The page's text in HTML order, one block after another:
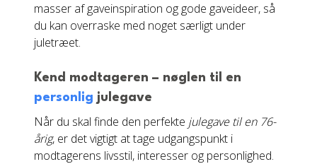
masser af gaveinspiration og gode gaveideer, så
du kan overraske med noget særligt under
juletræet.
Kend modtageren – nøglen til en
personlig julegave
Når du skal finde den perfekte julegave til en 76-
årig, er det vigtigt at tage udgangspunkt i
modtagerens livsstil, interesser og personlighed.